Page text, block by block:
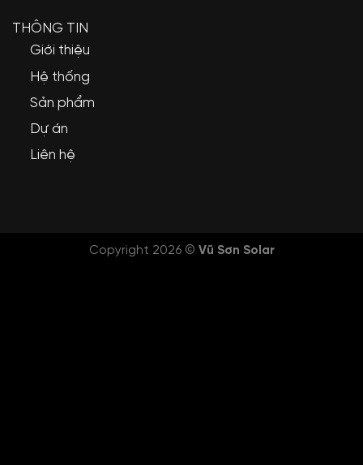
THÔNG TIN
Giới thiệu
Hệ thống
Sản phẩm
Dự án
Liên hệ
Copyright 2026 © Vũ Sơn Solar